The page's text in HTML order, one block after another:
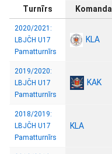
Turnīrs Komanda
2020/2021:
LBJČH U17
Pamatturnīrs
KLA
2019/2020:
LBJČH U17
Pamatturnīrs
KAK
2018/2019:
LBJČH U17
Pamatturnīrs
KLA